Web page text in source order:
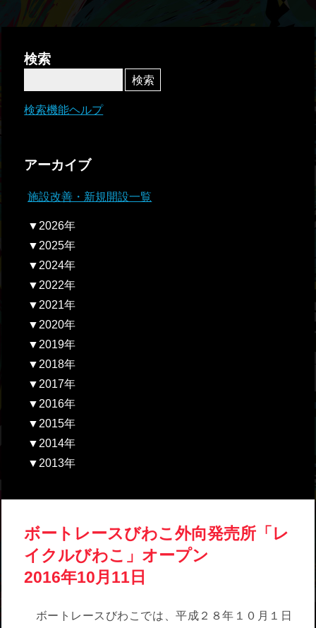
検索
検索機能ヘルプ
アーカイブ
施設改善・新規開設一覧
▼2026年
▼2025年
▼2024年
▼2022年
▼2021年
▼2020年
▼2019年
▼2018年
▼2017年
▼2016年
▼2015年
▼2014年
▼2013年
ボートレースびわこ外向発売所「レ
イクルびわこ」オープン
2016年10月11日
ボートレースびわこでは、平成２８年１０月１日